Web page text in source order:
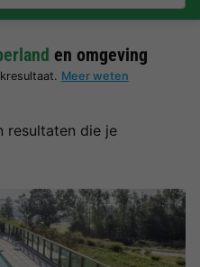
en omgeving
Meer weten
resultaten die je